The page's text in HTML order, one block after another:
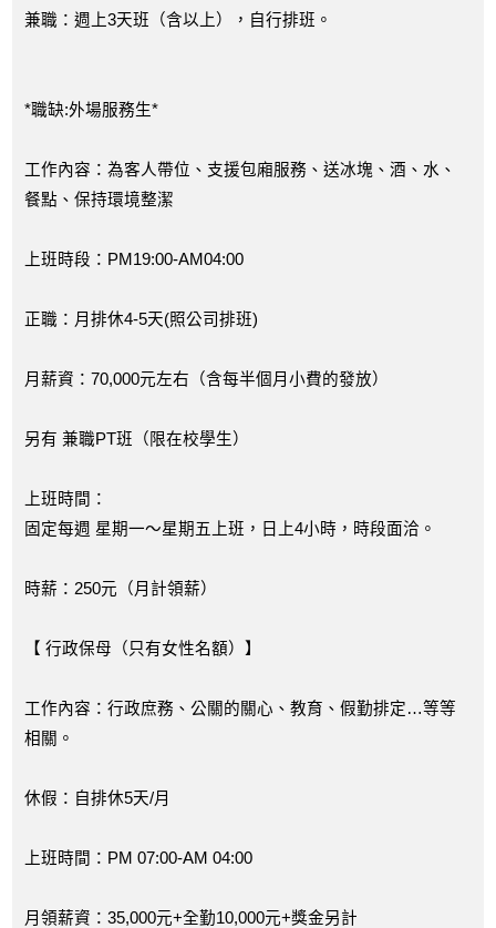
兼職：週上3天班（含以上），自行排班。
*職缺:外場服務生*
工作內容：為客人帶位、支援包廂服務、送冰塊、酒、水、
餐點、保持環境整潔
上班時段：PM19:00-AM04:00
正職：月排休4-5天(照公司排班)
月薪資：70,000元左右（含每半個月小費的發放）
另有 兼職PT班（限在校學生）
上班時間：
固定每週 星期一～星期五上班，日上4小時，時段面洽。
時薪：250元（月計領薪）
【 行政保母（只有女性名額）】
工作內容：行政庶務、公關的關心、教育、假勤排定…等等
相關。
休假：自排休5天/月
上班時間：PM 07:00-AM 04:00
月領薪資：35,000元+全勤10,000元+獎金另計